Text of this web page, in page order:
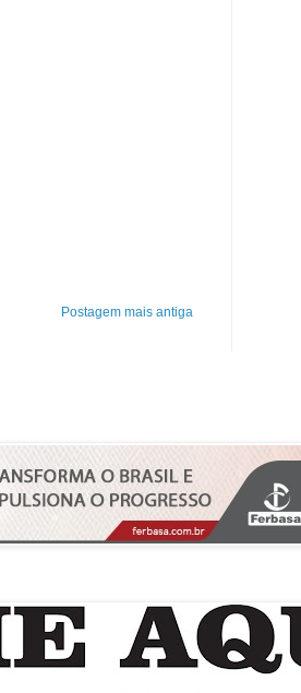
Postagem mais antiga